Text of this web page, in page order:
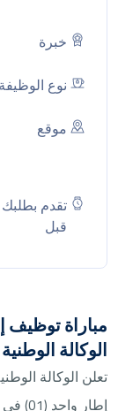
خبرة
نوع الوظيفة
موقع
تقدم
قبل
مباراة
الوكالة
إطار